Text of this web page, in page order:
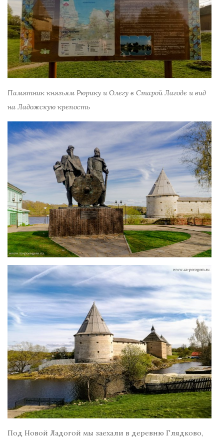
Памятник князьям Рюрику и Олегу в Старой Лагоде и вид
на Ладожскую крепость
Под Новой Ладогой мы заехали в деревню Глядково,